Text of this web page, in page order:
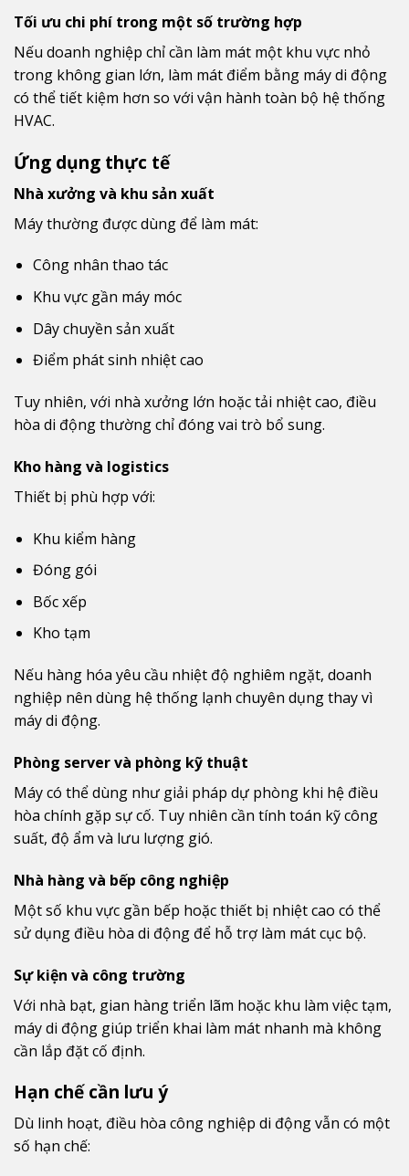
Tối ưu chi phí trong một số trường hợp
Nếu doanh nghiệp chỉ cần làm mát một khu vực nhỏ
trong không gian lớn, làm mát điểm bằng máy di động
có thể tiết kiệm hơn so với vận hành toàn bộ hệ thống
HVAC.
Ứng dụng thực tế
Nhà xưởng và khu sản xuất
Máy thường được dùng để làm mát:
Công nhân thao tác
Khu vực gần máy móc
Dây chuyền sản xuất
Điểm phát sinh nhiệt cao
Tuy nhiên, với nhà xưởng lớn hoặc tải nhiệt cao, điều
hòa di động thường chỉ đóng vai trò bổ sung.
Kho hàng và logistics
Thiết bị phù hợp với:
Khu kiểm hàng
Đóng gói
Bốc xếp
Kho tạm
Nếu hàng hóa yêu cầu nhiệt độ nghiêm ngặt, doanh
nghiệp nên dùng hệ thống lạnh chuyên dụng thay vì
máy di động.
Phòng server và phòng kỹ thuật
Máy có thể dùng như giải pháp dự phòng khi hệ điều
hòa chính gặp sự cố. Tuy nhiên cần tính toán kỹ công
suất, độ ẩm và lưu lượng gió.
Nhà hàng và bếp công nghiệp
Một số khu vực gần bếp hoặc thiết bị nhiệt cao có thể
sử dụng điều hòa di động để hỗ trợ làm mát cục bộ.
Sự kiện và công trường
Với nhà bạt, gian hàng triển lãm hoặc khu làm việc tạm,
máy di động giúp triển khai làm mát nhanh mà không
cần lắp đặt cố định.
Hạn chế cần lưu ý
Dù linh hoạt, điều hòa công nghiệp di động vẫn có một
số hạn chế: